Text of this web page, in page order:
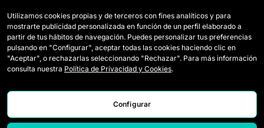
Wildcards
Jogos
Classificação
Estatísticas
Acreditaçao Media
Contato
Trabalhe conosco
Utilizamos cookies propias y de terceros con fines analíticos y para
mostrarte publicidad personalizada en función de un perfil elaborado a
partir de tus hábitos de navegación. Puedes personalizar tus preferencias
pulsando en "Configurar", aceptar todas las cookies haciendo clic en
"Aceptar", o rechazarlas seleccionando "Rechazar". Para más información
consulta nuestra Política de Privacidad y Cookies.
Configurar